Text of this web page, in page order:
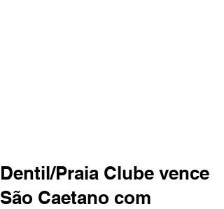
Dentil/Praia Clube vence
São Caetano com